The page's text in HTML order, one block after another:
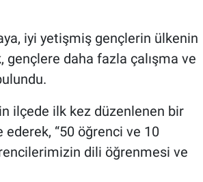
iyi yetişmiş gençlerin ülkenin
gençlere daha fazla çalışma ve
ilçede ilk kez düzenlenen bir
“50 öğrenci ve 10
dili öğrenmesi ve